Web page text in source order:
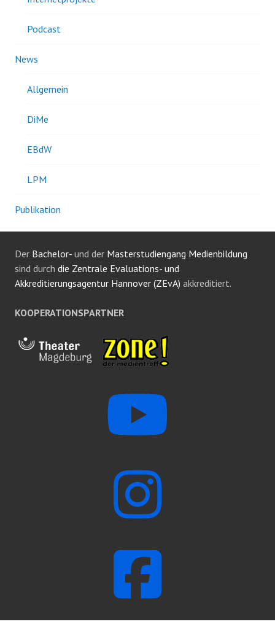
Podcast
News
Allgemein
DiMe
EBdW
LPM
Publikation
Der Bachelor- und der Masterstudiengang Medienbildung
sind durch die Zentrale Evaluations- und
Akkreditierungsagentur Hannover (ZEvA) akkreditiert.
KOOPERATIONSPARTNER